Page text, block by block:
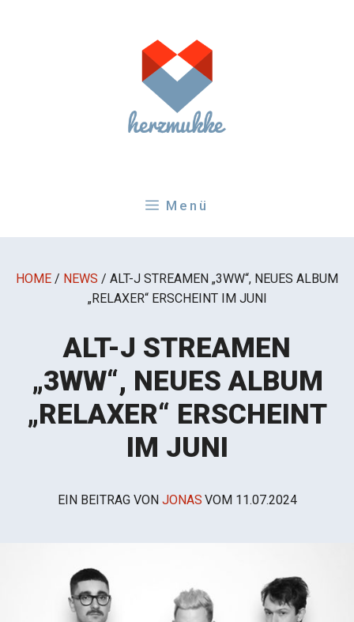
Menü
HOME / NEWS / ALT-J STREAMEN „3WW“, NEUES ALBUM
„RELAXER“ ERSCHEINT IM JUNI
ALT-J STREAMEN
„3WW“, NEUES ALBUM
„RELAXER“ ERSCHEINT
IM JUNI
EIN BEITRAG VON JONAS VOM 11.07.2024